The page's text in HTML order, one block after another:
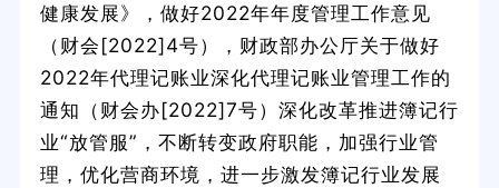
健康发展》，做好2022年年度管理工作意见
（财会[2022]4号），财政部办公厅关于做好
2022年代理记账业深化代理记账业管理工作的
通知（财会办[2022]7号）深化改革推进簿记行
业“放管服”，不断转变政府职能，加强行业管
理，优化营商环境，进一步激发簿记行业发展